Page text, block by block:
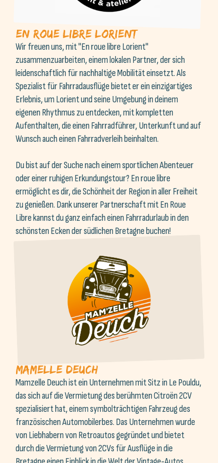
en roue libre lorient
zusammenzuarbeiten, einem lokalen Partner, der sich
leidenschaftlich für nachhaltige Mobilität einsetzt. Als
Spezialist für Fahrradausflüge bietet er ein einzigartiges
Erlebnis, um Lorient und seine Umgebung in deinem
eigenen Rhythmus zu entdecken, mit kompletten
Aufenthalten, die einen Fahrradführer, Unterkunft und auf
Wunsch auch einen Fahrradverleih beinhalten.
Du bist auf der Suche nach einem sportlichen Abenteuer
ermöglicht es dir, die Schönheit der Region in aller Freiheit
zu genießen. Dank unserer Partnerschaft mit En Roue
Libre kannst du ganz einfach einen Fahrradurlaub in den
schönsten Ecken der südlichen Bretagne buchen!
Mamelle Deuch
das sich auf die Vermietung des berühmten Citroën 2CV
spezialisiert hat, einem symbolträchtigen Fahrzeug des
französischen Automobilerbes. Das Unternehmen wurde
von Liebhabern von Retroautos gegründet und bietet
durch die Vermietung von 2CVs für Ausflüge in die
Bretagne einen Einblick in die Welt der Vintage-Autos.
Die Kunden haben die Möglichkeit, eine 2CV für einige